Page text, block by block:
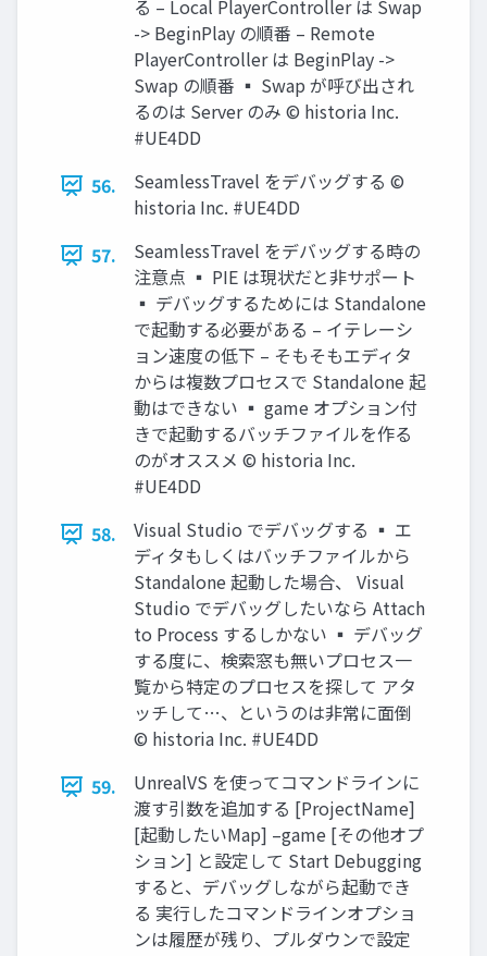
る – Local PlayerController は Swap
-> BeginPlay の順番 – Remote
PlayerController は BeginPlay ->
Swap の順番 ▪ Swap が呼び出され
るのは Server のみ © historia Inc.
#UE4DD
56.
SeamlessTravel をデバッグする ©
historia Inc. #UE4DD
57.
SeamlessTravel をデバッグする時の
注意点 ▪ PIE は現状だと非サポート
▪ デバッグするためには Standalone
で起動する必要がある – イテレーシ
ョン速度の低下 – そもそもエディタ
からは複数プロセスで Standalone 起
動はできない ▪ game オプション付
きで起動するバッチファイルを作る
のがオススメ © historia Inc.
#UE4DD
58.
Visual Studio でデバッグする ▪ エ
ディタもしくはバッチファイルから
Standalone 起動した場合、 Visual
Studio でデバッグしたいなら Attach
to Process するしかない ▪ デバッグ
する度に、検索窓も無いプロセス一
覧から特定のプロセスを探して アタ
ッチして…、というのは非常に面倒
© historia Inc. #UE4DD
59.
UnrealVS を使ってコマンドラインに
渡す引数を追加する [ProjectName]
[起動したいMap] –game [その他オプ
ション] と設定して Start Debugging
すると、デバッグしながら起動でき
る 実行したコマンドラインオプショ
ンは履歴が残り、プルダウンで設定